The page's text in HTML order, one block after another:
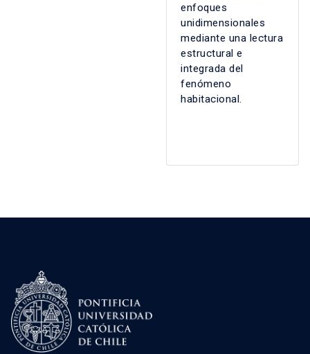
enfoques
unidimensionales
mediante una lectura
estructural e
integrada del
fenómeno
habitacional.